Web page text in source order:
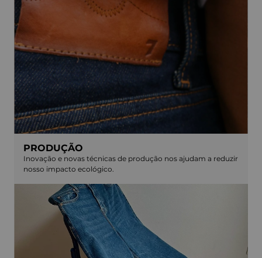
PRODUÇÃO
Inovação e novas técnicas de produção nos ajudam a reduzir
nosso impacto ecológico.